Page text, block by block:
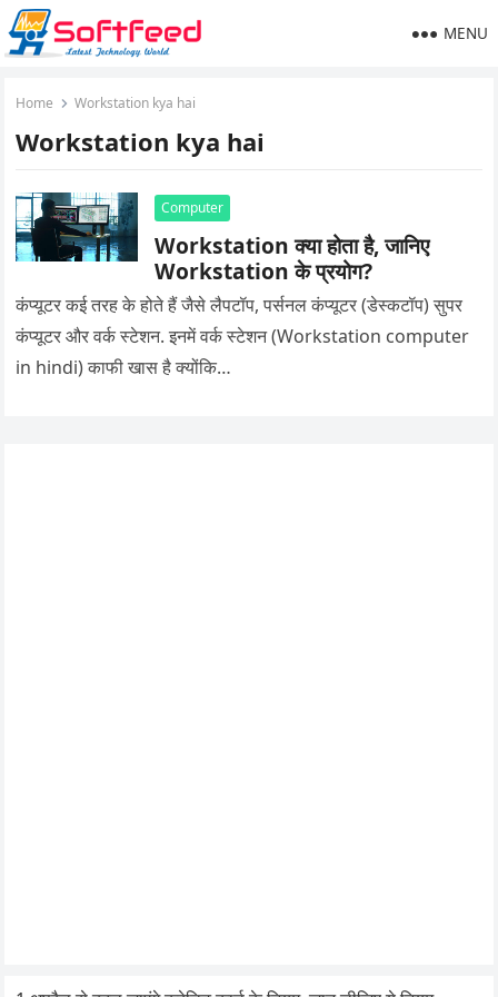
MENU
Home Workstation kya hai
Workstation kya hai
Computer
Workstation क्या होता है, जानिए
Workstation के प्रयोग?
कंप्यूटर कई तरह के होते हैं जैसे लैपटॉप, पर्सनल कंप्यूटर (डेस्कटॉप) सुपर
कंप्यूटर और वर्क स्टेशन. इनमें वर्क स्टेशन (Workstation computer
in hindi) काफी खास है क्योंकि…